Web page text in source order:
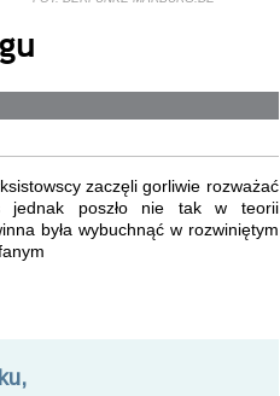
zaczęli gorliwie rozważać
jednak poszło nie tak w teorii
była wybuchnąć w rozwiniętym